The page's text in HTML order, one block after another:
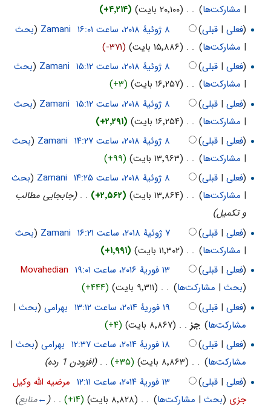
| مشارکت‌ها)
. . (۲۰٬۱۰۰ بایت)
(+۴٬۲۱۴)
(فعلی| قبلی)
‏
Zamani
(بحث
| مشارکت‌ها)
. . (۱۵٬۸۸۶ بایت)
(-۳۷۱)
(فعلی| قبلی)
‏
Zamani
(بحث
| مشارکت‌ها)
. . (۱۶٬۲۵۷ بایت)
(+۳)
(فعلی| قبلی)
‏
Zamani
(بحث
| مشارکت‌ها)
. . (۱۶٬۲۵۴ بایت)
(+۲٬۲۹۱)
(فعلی| قبلی)
‏
Zamani
(بحث
| مشارکت‌ها)
. . (۱۳٬۹۶۳ بایت)
(+۹۹)
(فعلی| قبلی)
‏
Zamani
(بحث
| مشارکت‌ها)
. . (۱۳٬۸۶۴ بایت) (+۲٬۵۶۲) . . (جابجایی مطالب
و تکمیل)
(فعلی| قبلی)
‏
Zamani
(بحث
| مشارکت‌ها)
. . (۱۱٬۳۰۲ بایت)
(+۱٬۹۹۱)
(فعلی| قبلی)
‏
Movahedian
(بحث| مشارکت‌ها)
. . (۹٬۳۱۱ بایت)
(+۴۴۴)
(فعلی| قبلی)
‏ بهرامی (بحث|
مشارکت‌ها)
‏جز . . (۸٬۸۶۷ بایت)
(+۴)
(فعلی| قبلی)
‏ بهرامی (بحث|
مشارکت‌ها)
. . (۸٬۸۶۳ بایت) (+۳۵)‏
. . (افزودن 1 رده)
(فعلی| قبلی)
‏ مرضیه الله وکیل
جزی (بحث| مشارکت‌ها)
. . (۸٬۸۲۸ بایت) (+۱۴)‏
. .
(
←منابع)